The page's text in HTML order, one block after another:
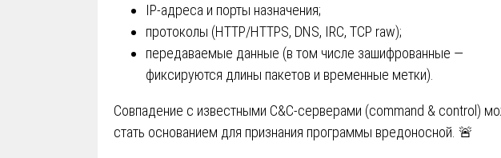
IP-адреса и порты назначения;
протоколы (HTTP/HTTPS, DNS, IRC, TCP raw);
передаваемые данные (в том числе зашифрованные —
фиксируются длины пакетов и временные метки).
Совпадение с известными C&C-серверами (command & control)
стать основанием для признания программы вредоносной. 🚨